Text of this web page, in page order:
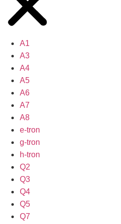
A1
A3
A4
A5
A6
A7
A8
e-tron
g-tron
h-tron
Q2
Q3
Q4
Q5
Q7